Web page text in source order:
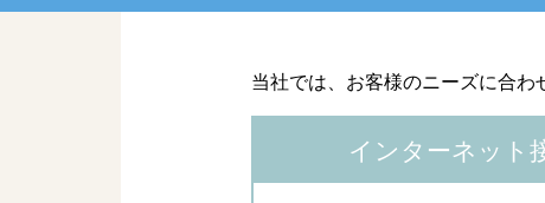
当社では、お客様のニーズに合わ
インターネット